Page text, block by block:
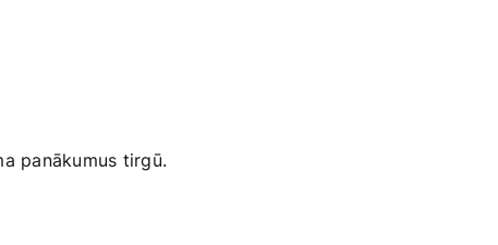
panākumus tirgū.